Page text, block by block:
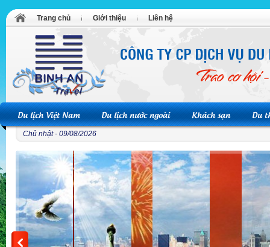
Trang chủ Giới thiệu Liên hệ
Du lịch Việt Nam Du lịch nước ngoài Khách sạn Du
Chủ nhật - 09/08/2026